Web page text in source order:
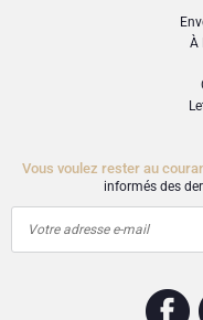
Vous voulez rester au
informés des
Votre adresse e-mail
À